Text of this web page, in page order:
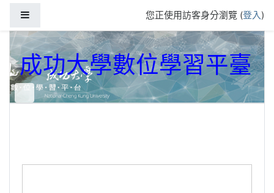
您正使用訪客身分瀏覽 (登入)
成功大學數位學習平臺